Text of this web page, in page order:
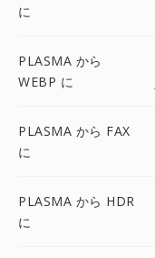
に
PLASMA から
WEBP に
PLASMA から FAX
に
PLASMA から HDR
に